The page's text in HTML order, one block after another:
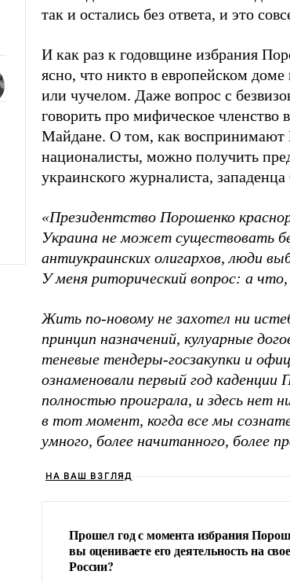
так и остались без ответа, и это
И как раз к годовщине избрания
ясно, что никто в европейском
или чучелом. Даже вопрос с
говорить про мифическое
Майдане. О том, как воспринимают
националисты, можно получить
украинского журналиста,
«Президентство Порошенко
Украина не может существовать
антиукраинских олигархов, люди
У меня риторический вопрос: а что,
Жить по-новому не захотел ни
принцип назначений, кулуарные
теневые тендеры-госзакупки и
ознаменовали первый год каденции
полностью проиграла, и здесь нет
в тот момент, когда все мы
умного, более начитанного, более
НА ВАШ ВЗГЛЯД
Прошел год с момента избрания
вы оцениваете его деятельность на
России?